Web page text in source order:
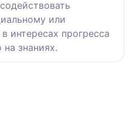
или
интересах прогресса
знаниях.